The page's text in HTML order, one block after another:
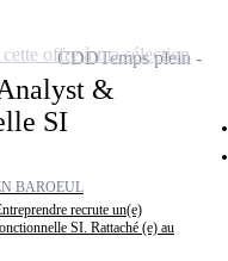
&
SI
BAROEUL
recrute un(e)
SI. Rattaché (e) au
CDDTemps plein
offre à ma sélection